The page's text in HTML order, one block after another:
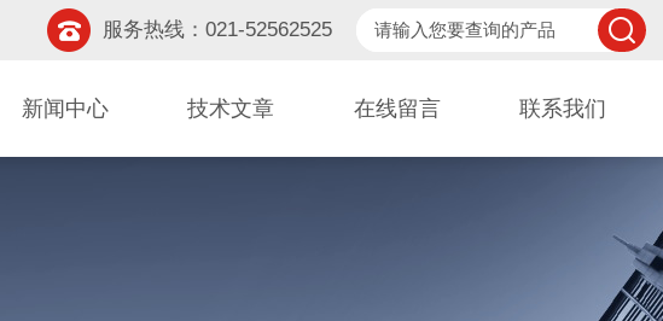
服务热线：021-52562525
新闻中心 技术文章 在线留言 联系我们